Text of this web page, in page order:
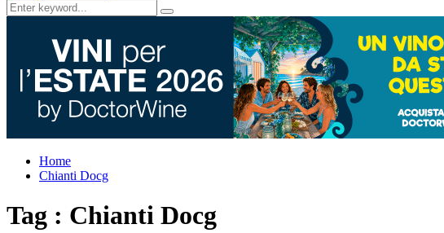
Search
for:
Search
Home
Chianti Docg
Tag : Chianti Docg